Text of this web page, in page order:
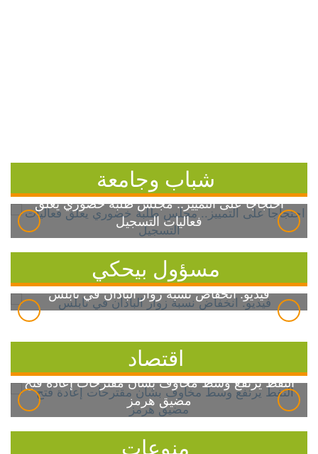
شباب وجامعة
احتجاجاً على التمييز.. مجلس طلبة خضوري يعلق
فعاليات التسجيل
مسؤول بيحكي
فيديو: انخفاض نسبة زوار الباذان في نابلس
اقتصاد
النفط يرتفع وسط مخاوف بشأن مقترحات إعادة فتح
مضيق هرمز
منوعات